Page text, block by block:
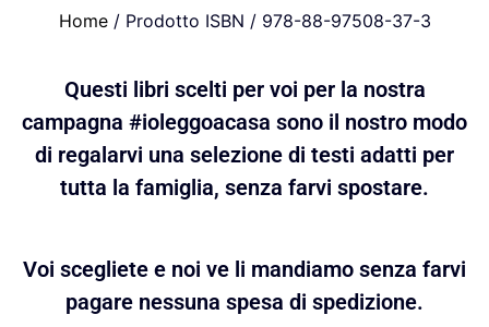
Home/ Prodotto ISBN / 978-88-97508-37-3
Questi libri scelti per voi per la nostra
campagna #ioleggoacasa sono il nostro modo
di regalarvi una selezione di testi adatti per
tutta la famiglia, senza farvi spostare.
Voi scegliete e noi ve li mandiamo senza farvi
pagare nessuna spesa di spedizione.